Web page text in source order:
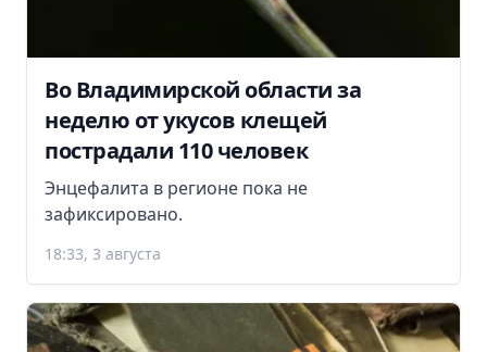
Во Владимирской области за
неделю от укусов клещей
пострадали 110 человек
Энцефалита в регионе пока не
зафиксировано.
18:33, 3 августа